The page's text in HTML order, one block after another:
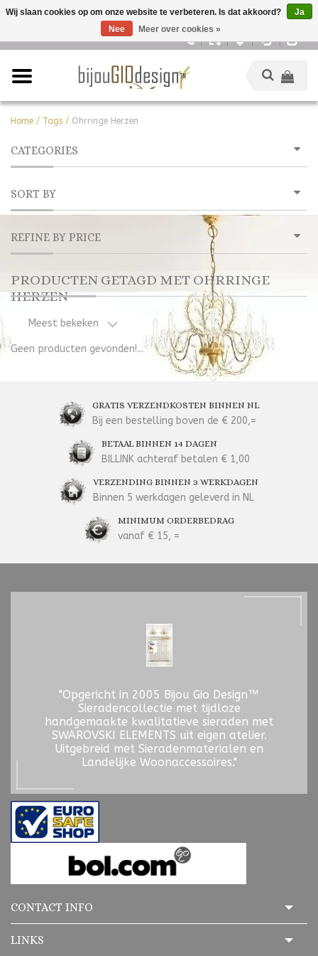
Home / Tags / Ohrringe Herzen
CATEGORIES
SORT BY
REFINE BY PRICE
PRODUCTEN GETAGD MET OHRRINGE
HERZEN
Meest bekeken
Geen producten gevonden!...
GRATIS VERZENDKOSTEN BINNEN NL
Bij een bestelling boven de € 200,=
BETAAL BINNEN 14 DAGEN
BILLINK achteraf betalen € 1,00
VERZENDING BINNEN 3 WERKDAGEN
Binnen 5 werkdagen geleverd in NL
MINIMUM ORDERBEDRAG
vanaf € 15, =
"Opgericht in 2005 Bijou Gio Design™
Sieradencollectie met tijdloze
handgemaakte kwalitatieve sieraden met
SWAROVSKI ELEMENTS uit eigen atelier.
Uitgebreid met Sieradenmaterialen en
Landelijke Woonaccessoires."
CONTACT INFO
LINKS
Wij slaan cookies op om onze website te verbeteren. Is dat akkoord?
Ja
Nee
Meer over cookies »